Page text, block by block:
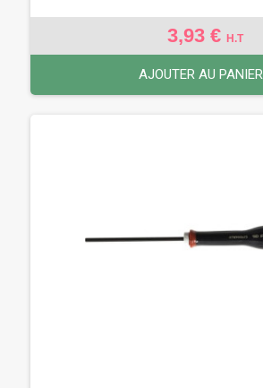
3,93 € H.T
AJOUTER AU PANIER